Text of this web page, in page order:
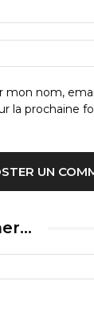
mon nom,
la prochaine